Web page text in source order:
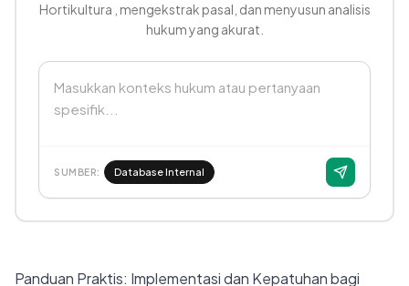
Hortikultura , mengekstrak pasal, dan menyusun analisis
hukum yang akurat.
Masukkan konteks hukum atau pertanyaan
spesifik...
SUMBER: Database Internal
Panduan Praktis: Implementasi dan Kepatuhan bagi